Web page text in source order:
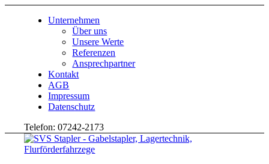
Unternehmen
Über uns
Unsere Werte
Referenzen
Ansprechpartner
Kontakt
AGB
Impressum
Datenschutz
Telefon: 07242-2173